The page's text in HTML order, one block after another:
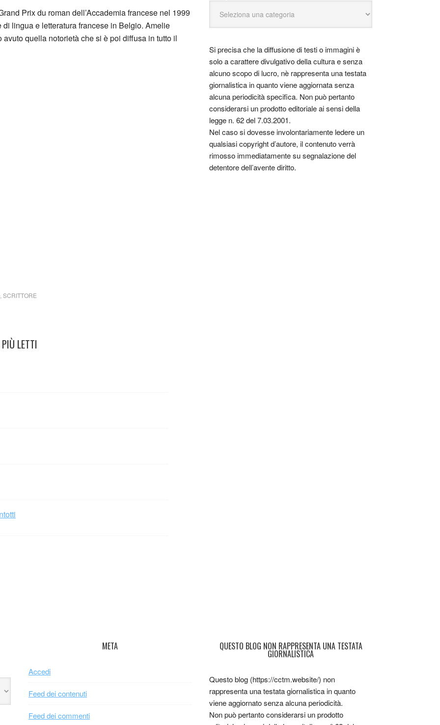
Prix du roman dell’Accademia francese nel 1999
lingua e letteratura francese in Belgio. Amelie
quella notorietà che si è poi diffusa in tutto il
SCRITTORE
PIÙ LETTI
Si precisa che la diffusione di testi o immagini è
solo a carattere divulgativo della cultura e senza
alcuno scopo di lucro, nè rappresenta una testata
giornalistica in quanto viene aggiornata senza
alcuna periodicità specifica. Non può pertanto
considerarsi un prodotto editoriale ai sensi della
legge n. 62 del 7.03.2001.
Nel caso si dovesse involontariamente ledere un
qualsiasi copyright d’autore, il contenuto verrà
rimosso immediatamente su segnalazione del
detentore dell’avente diritto.
META
Accedi
Feed dei contenuti
Feed dei commenti
QUESTO BLOG NON RAPPRESENTA UNA TESTATA
GIORNALISTICA
Questo blog (https://cctm.website/) non
rappresenta una testata giornalistica in quanto
viene aggiornato senza alcuna periodicità.
Non può pertanto considerarsi un prodotto